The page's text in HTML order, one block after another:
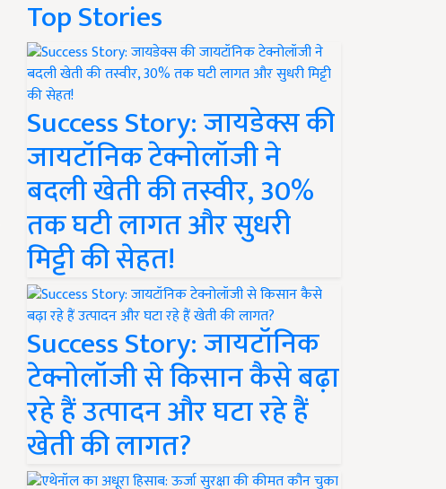
Top Stories
Success Story: जायडेक्स की
जायटॉनिक टेक्नोलॉजी ने
बदली खेती की तस्वीर, 30%
तक घटी लागत और सुधरी
मिट्टी की सेहत!
Success Story: जायटॉनिक
टेक्नोलॉजी से किसान कैसे बढ़ा
रहे हैं उत्पादन और घटा रहे हैं
खेती की लागत?